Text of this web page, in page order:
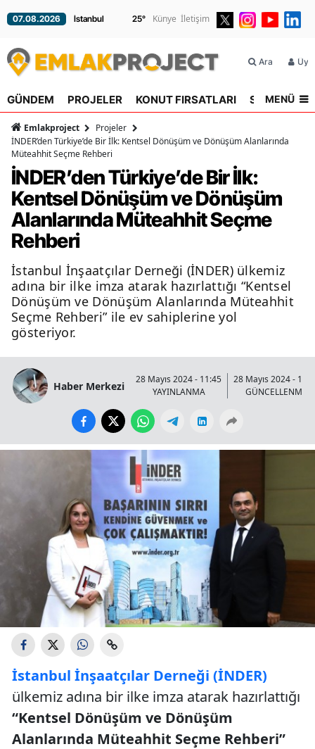
07.08.2026 25° Künye İletişim
Ara
GÜNDEM PROJELER KONUT FIRSATLARI SEKTÖR
MENÜ
Emlakproject
Projeler
İNDER’den Türkiye’de Bir İlk: Kentsel Dönüşüm ve Dönüşüm Alanlarında
Müteahhit Seçme Rehberi
İNDER’den Türkiye’de Bir İlk:
Kentsel Dönüşüm ve Dönüşüm
Alanlarında Müteahhit Seçme
Rehberi
İstanbul İnşaatçılar Derneği (İNDER) ülkemiz
adına bir ilke imza atarak hazırlattığı “Kentsel
Dönüşüm ve Dönüşüm Alanlarında Müteahhit
Seçme Rehberi” ile ev sahiplerine yol
gösteriyor.
Haber Merkezi
28 Mayıs 2024 - 11:45
YAYINLANMA
28 Mayıs 2024 -
GÜNCELLENME
İstanbul İnşaatçılar Derneği (İNDER)
ülkemiz adına bir ilke imza atarak hazırlattığı
“Kentsel Dönüşüm ve Dönüşüm
Alanlarında Müteahhit Seçme Rehberi”